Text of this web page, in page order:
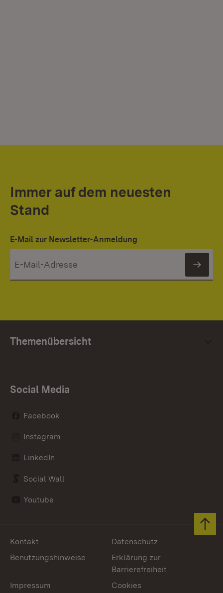
Immer auf dem neuesten
Stand
E-Mail zur Newsletter-Anmeldung
Themenübersicht
Social Media
Facebook
Instagram
LinkedIn
Social Wall
Youtube
Kontakt
Datenschutz
Benutzungshinweise
Erklärung zur
Barrierefreiheit
Impressum
Cookies